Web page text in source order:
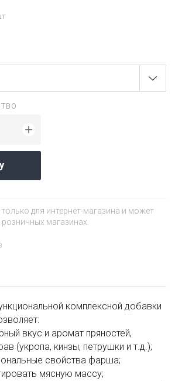
+
только для интернет-магазина и может
магазинах.
комплексной добавки
вкус и аромат пряностей,
(укропа, кинзы, петрушки и т.д.);
свойства фарша;
мясную массу;